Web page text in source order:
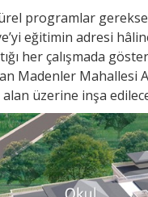
programlar gerekse
eğitimin adresi
her çalışmada
Madenler Mahallesi
üzerine inşa